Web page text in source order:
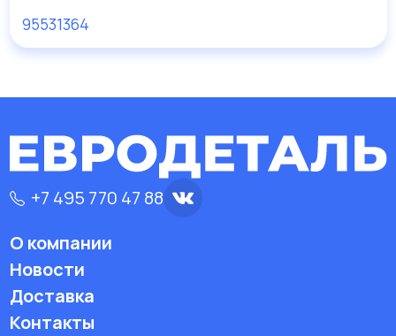
95531364
+7 495 770 47 88
О компании
Новости
Доставка
Контакты